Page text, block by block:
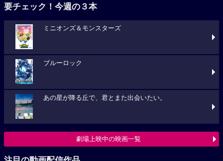
要チェック！今週の３本
ミニオンズ＆モンスターズ
ブルーロック
あの星が降る丘で、君とまた出会いたい。
劇場上映中の映画一覧